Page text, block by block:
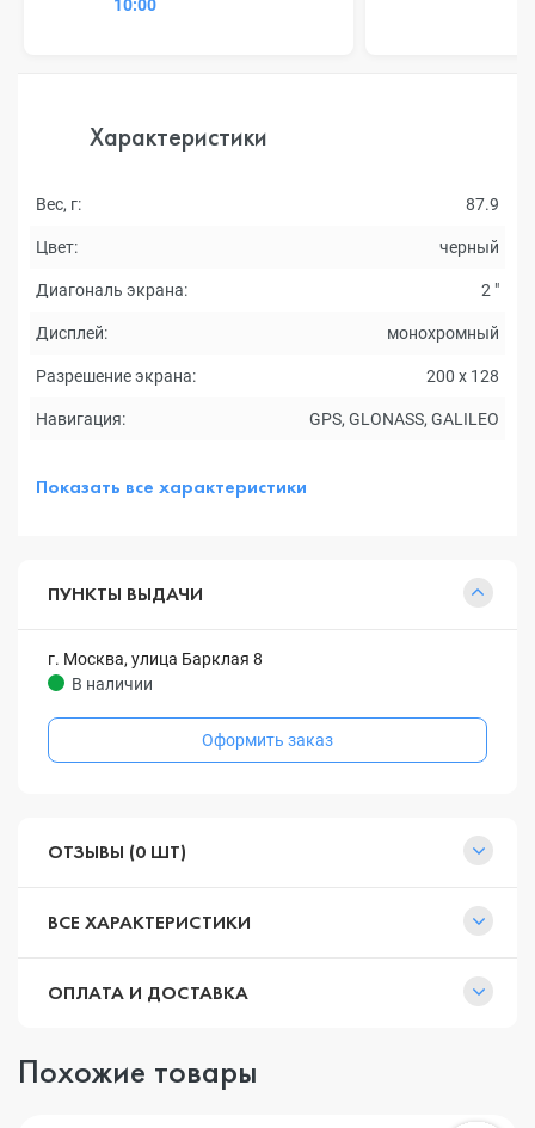
10:00
Характеристики
Вес, г: 87.9
Цвет: черный
Диагональ экрана: 2 "
Дисплей: монохромный
Разрешение экрана: 200 x 128
Навигация: GPS, GLONASS, GALILEO
Показать все характеристики
ПУНКТЫ ВЫДАЧИ
г. Москва, улица Барклая 8
В наличии
Оформить заказ
ОТЗЫВЫ (0 ШТ)
ВСЕ ХАРАКТЕРИСТИКИ
ОПЛАТА И ДОСТАВКА
Похожие товары